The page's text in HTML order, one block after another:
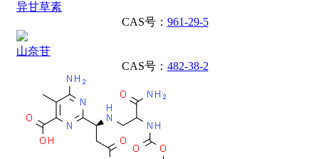
异甘草素
CAS号： 961-29-5
山奈苷
CAS号： 482-38-2